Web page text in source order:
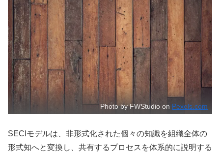
Photo by FWStudio on Pexels.com
SECIモデルは、非形式化された個々の知識を組織全体の
形式知へと変換し、共有するプロセスを体系的に説明する